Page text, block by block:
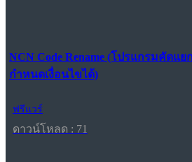
NCN Code Rename (โปรแกรมคัดแ
กำหนดเงื่อนไขได้)
ฟรีแวร์
ดาวน์โหลด : 71